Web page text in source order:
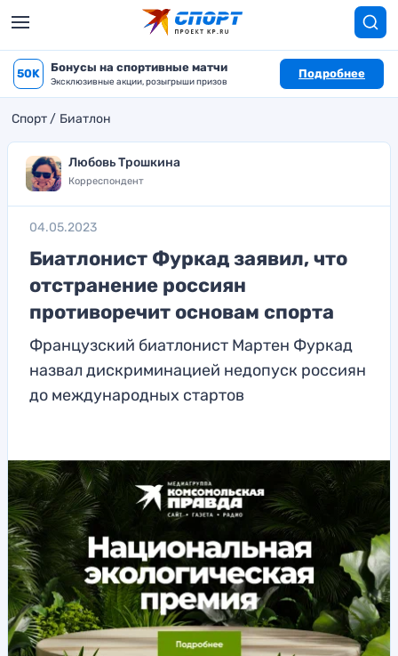
50K Бонусы на спортивные матчи
Эксклюзивные акции, розыгрыши призов
Подробнее
Спорт Биатлон
Любовь Трошкина
Корреспондент
04.05.2023
Биатлонист Фуркад заявил, что
отстранение россиян
противоречит основам спорта
Французский биатлонист Мартен Фуркад
назвал дискриминацией недопуск россиян
до международных стартов